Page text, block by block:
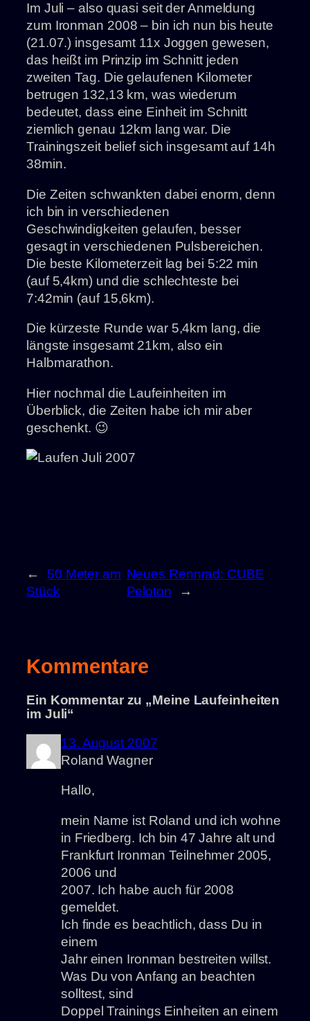
Im Juli – also quasi seit der Anmeldung
zum Ironman 2008 – bin ich nun bis heute
(21.07.) insgesamt 11x Joggen gewesen,
das heißt im Prinzip im Schnitt jeden
zweiten Tag. Die gelaufenen Kilometer
betrugen 132,13 km, was wiederum
bedeutet, dass eine Einheit im Schnitt
ziemlich genau 12km lang war. Die
Trainingszeit belief sich insgesamt auf 14h
38min.
Die Zeiten schwankten dabei enorm, denn
ich bin in verschiedenen
Geschwindigkeiten gelaufen, besser
gesagt in verschiedenen Pulsbereichen.
Die beste Kilometerzeit lag bei 5:22 min
(auf 5,4km) und die schlechteste bei
7:42min (auf 15,6km).
Die kürzeste Runde war 5,4km lang, die
längste insgesamt 21km, also ein
Halbmarathon.
Hier nochmal die Laufeinheiten im
Überblick, die Zeiten habe ich mir aber
geschenkt. 😉
←
50 Meter am
Stück
Neues Rennrad: CUBE
Peloton
→
Kommentare
Ein Kommentar zu „Meine Laufeinheiten
im Juli“
13. August 2007
Roland Wagner
Hallo,
mein Name ist Roland und ich wohne
in Friedberg. Ich bin 47 Jahre alt und
Frankfurt Ironman Teilnehmer 2005,
2006 und
2007. Ich habe auch für 2008
gemeldet.
Ich finde es beachtlich, dass Du in
einem
Jahr einen Ironman bestreiten willst.
Was Du von Anfang an beachten
solltest, sind
Doppel Trainings Einheiten an einem